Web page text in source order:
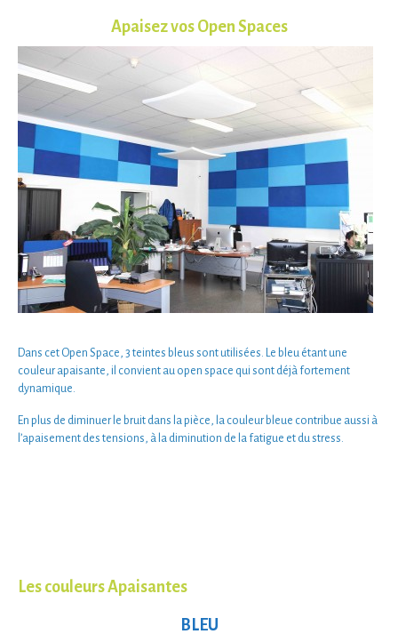
Apaisez vos Open Spaces
Dans cet Open Space , 3 teintes bleus sont utilisées. Le bleu étant une
couleur apaisante , il convient au open space qui sont déjà fortement
dynamique
En plus de diminuer le bruit dans la pièce, la couleur bleue contribue aussi à
l’apaisement des tensions, à la diminution de la fatigue et du stress.
Les couleurs Apaisantes
BLEU